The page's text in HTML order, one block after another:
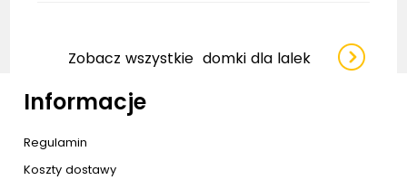
Zobacz wszystkie domki dla lalek
Informacje
Regulamin
Koszty dostawy